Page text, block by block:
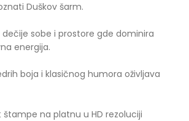
Duškov šarm.
dečije sobe i prostore gde dominira
energija.
boja i klasičnog humora oživljava
štampe na platnu u HD rezoluciji